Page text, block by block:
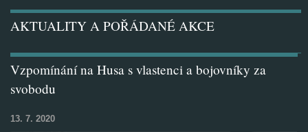
AKTUALITY A POŘÁDANÉ AKCE
Vzpomínání na Husa s vlastenci a bojovníky za
svobodu
13. 7. 2020